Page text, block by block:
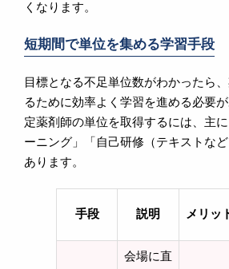
くなります。
短期間で単位を集める学習手段
目標となる不足単位数がわかったら
るために効率よく学習を進める必要
定薬剤師の単位を取得するには、主
ーニング」「自己研修（テキストな
あります。
手段 説明 メリッ
会場に直